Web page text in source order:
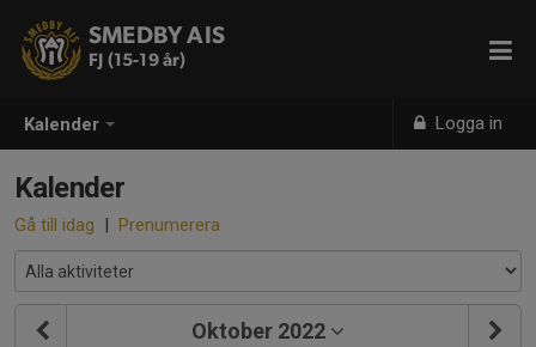
Kalender Logga in
SMEDBY AIS
FJ (15-19 år)
Kalender
Gå till idag | Prenumerera
Oktober 2022